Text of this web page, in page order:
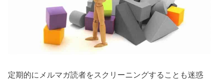
定期的にメルマガ読者をスクリーニングすることも迷惑